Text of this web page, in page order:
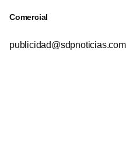
Comercial
publicidad@sdpnoticias.com